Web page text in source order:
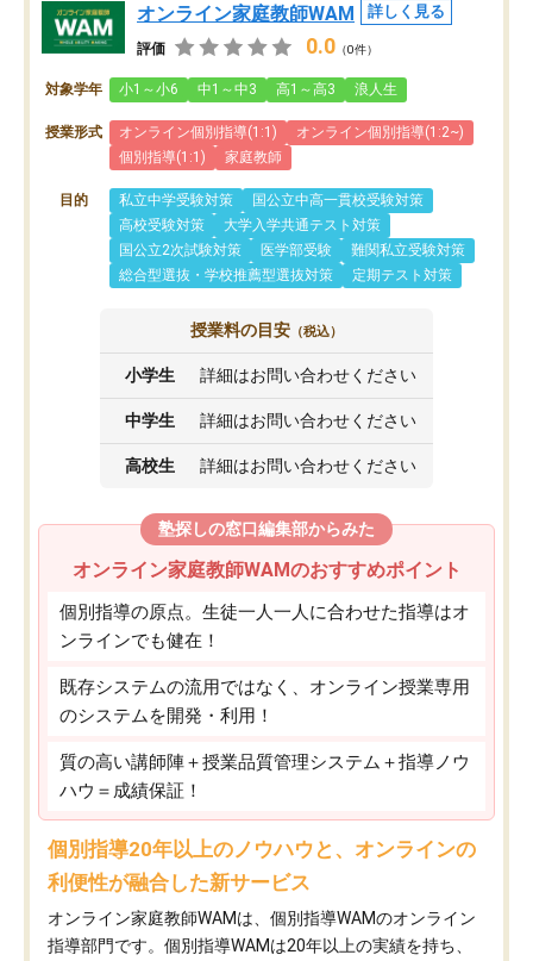
オンライン家庭教師WAM 詳しく見る
評価 0.0 （0件）
対象学年 小1～小6 中1～中3 高1～高3 浪人生
授業形式 オンライン個別指導(1:1)
オンライン個別指導(1:2~)
個別指導(1:1)
家庭教師
目的 私立中学受験対策
国公立中高一貫校受験対策
高校受験対策
大学入学共通テスト対策
国公立2次試験対策
医学部受験
難関私立受験対策
総合型選抜・学校推薦型選抜対策
定期テスト対策
授業料の目安 （税込）
小学生 詳細はお問い合わせください
中学生 詳細はお問い合わせください
高校生 詳細はお問い合わせください
塾探しの窓口編集部からみた
オンライン家庭教師WAMのおすすめポイント
個別指導の原点。生徒一人一人に合わせた指導はオ
ンラインでも健在！
既存システムの流用ではなく、オンライン授業専用
のシステムを開発・利用！
質の高い講師陣＋授業品質管理システム＋指導ノウ
ハウ＝成績保証！
個別指導20年以上のノウハウと、オンラインの
利便性が融合した新サービス
オンライン家庭教師WAMは、個別指導WAMのオンライン
指導部門です。個別指導WAMは20年以上の実績を持ち、